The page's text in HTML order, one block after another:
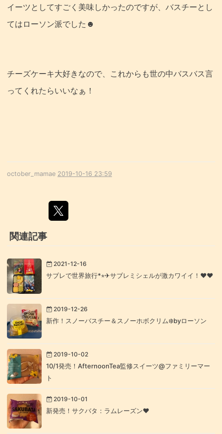
イーツとしてすごく美味しかったのですが、バスチーとし
てはローソン派でした☻
チーズケーキ大好きなので、これからも世の中バスバス言
ってくれたらいいなぁ！
october_mamae 2019-10-16 23:59
関連記事
2021-12-16
サブレで世界旅行*⋆✈サブレミシェルが激カワイイ！❤︎‪‪❤︎‬
2019-12-26
新作！スノーバスチー＆スノーホボクリム❄️byローソン
2019-10-02
10/1発売！AfternoonTea監修スイーツ@ファミリーマー
ト
2019-10-01
新発売！サクバタ：ラムレーズン❤︎